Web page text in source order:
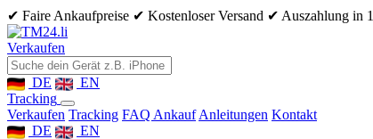
✔ Faire Ankaufpreise ✔ Kostenloser Versand ✔ Auszahlung in
Verkaufen
DE
EN
Tracking
Verkaufen Tracking FAQ Ankauf Anleitungen Kontakt
DE
EN